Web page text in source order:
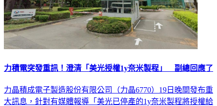
力積電突發重訊！澄清「美光授權1y奈米製程」 副總回應了
力晶積成電子製造股份有限公司（力晶6770）19日晚間發布重
大訊息，針對有媒體報導「美光已停產的1y奈米製程將授權給